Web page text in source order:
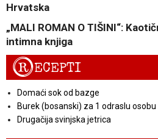
Hrvatska
„MALI ROMAN O TIŠINI“:
intimna knjiga
RECEPTI
Domaći sok od bazge
Burek (bosanski) za 1 odraslu osobu
Drugačija svinjska jetrica